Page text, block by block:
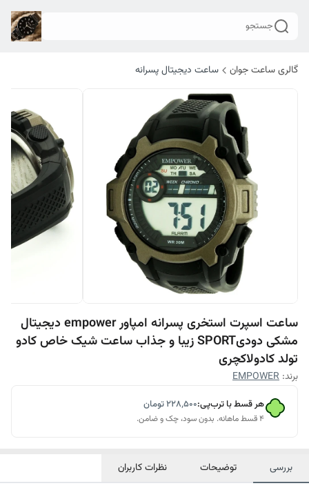
جستجو
گالری ساعت جوان ساعت دیجیتال پسرانه
ساعت اسپرت استخری پسرانه امپاور empower دیجیتال
مشکی دودیSPORT زیبا و جذاب ساعت شیک خاص کادو
تولد کادولاکچری
برند: EMPOWER
هر قسط با ترب‌پی:۲۲۸٬۵۰۰تومان
۴ قسط ماهانه. بدون سود، چک و ضامن.
بررسی توضیحات نظرات کاربران